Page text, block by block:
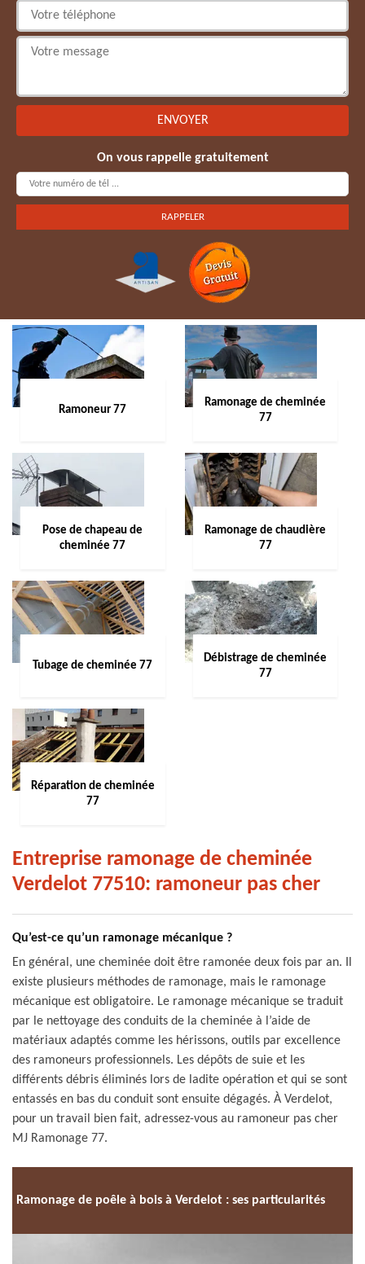
On vous rappelle gratuitement
Ramoneur 77
Ramonage de cheminée
77
Pose de chapeau de
cheminée 77
Ramonage de chaudière
77
Tubage de cheminée 77
Débistrage de cheminée
77
Réparation de cheminée
77
Entreprise ramonage de cheminée
Verdelot 77510: ramoneur pas cher
Qu’est-ce qu’un ramonage mécanique ?
En général, une cheminée doit être ramonée deux fois par an. Il
existe plusieurs méthodes de ramonage, mais le ramonage
mécanique est obligatoire. Le ramonage mécanique se traduit
par le nettoyage des conduits de la cheminée à l’aide de
matériaux adaptés comme les hérissons, outils par excellence
des ramoneurs professionnels. Les dépôts de suie et les
différents débris éliminés lors de ladite opération et qui se sont
entassés en bas du conduit sont ensuite dégagés. À Verdelot,
pour un travail bien fait, adressez-vous au ramoneur pas cher
MJ Ramonage 77.
Ramonage de poêle à bois à Verdelot : ses particularités